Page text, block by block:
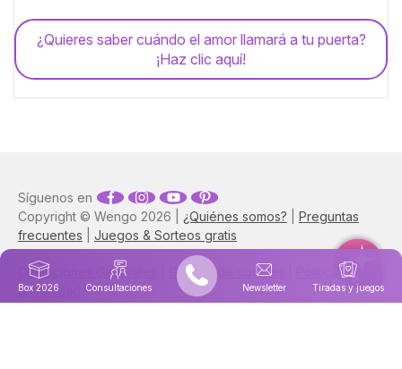
¿Quieres saber cuándo el amor llamará a tu puerta?
¡Haz clic aquí!
Box 2026 Consultaciones Newsletter Tiradas y juegos
Copyright © Wengo 2026 | ¿Quiénes somos?
Preguntas
frecuentes
Juegos & Sorteos gratis
Condiciones Generales Gestion de cookies
Política de
privacidad
Síguenos en